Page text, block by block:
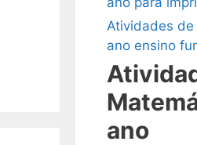
Atividades de
ano ensino
ano